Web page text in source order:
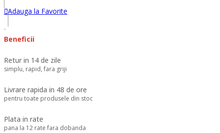
Adauga la Favorite
Beneficii
Retur in 14 de zile
simplu, rapid, fara griji
Livrare rapida in 48 de ore
pentru toate produsele din stoc
Plata in rate
pana la 12 rate fara dobanda